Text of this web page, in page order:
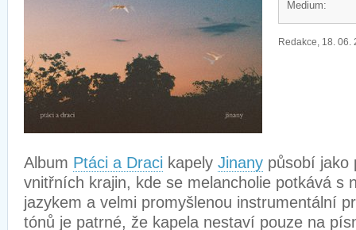
Medium:
Redakce, 18. 06.
Album Ptáci a Draci kapely Jinany působí jako
vnitřních krajin, kde se melancholie potkává s
jazykem a velmi promyšlenou instrumentální
tónů je patrné, že kapela nestaví pouze na